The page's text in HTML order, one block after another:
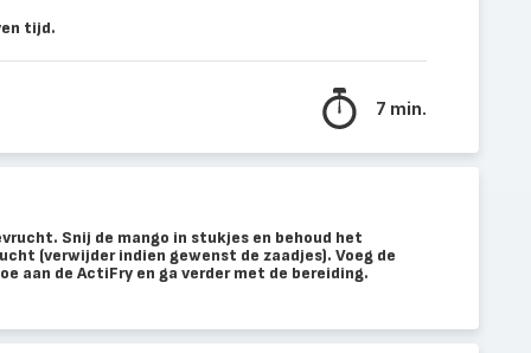
tijd.
7 min.
Snij de mango in stukjes en behoud het
(verwijder indien gewenst de zaadjes). Voeg de
aan de ActiFry en ga verder met de bereiding.